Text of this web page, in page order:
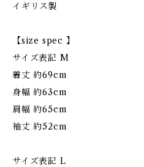
イギリス製
【size spec 】
サイズ表記 M
着丈 約69cm
身幅 約63cm
肩幅 約65cm
袖丈 約52cm
サイズ表記 L